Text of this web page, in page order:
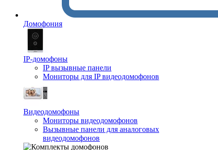
Домофония
IP-домофоны
IP вызывные панели
Мониторы для IP видеодомофонов
Видеодомофоны
Мониторы видеодомофонов
Вызывные панели для аналоговых
видеодомофонов